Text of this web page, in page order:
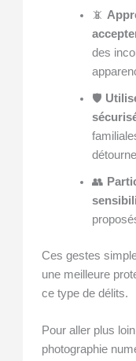
📵
des
🛡️
👥
Ces gestes
une meilleure
ce type de délits.
Pour aller plus
photographie